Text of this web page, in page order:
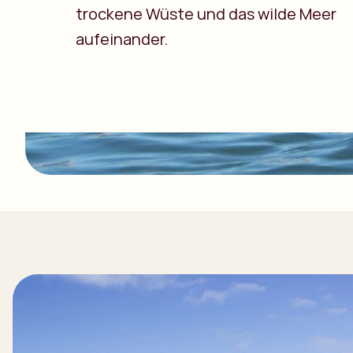
trockene Wüste und das wilde Meer
aufeinander.